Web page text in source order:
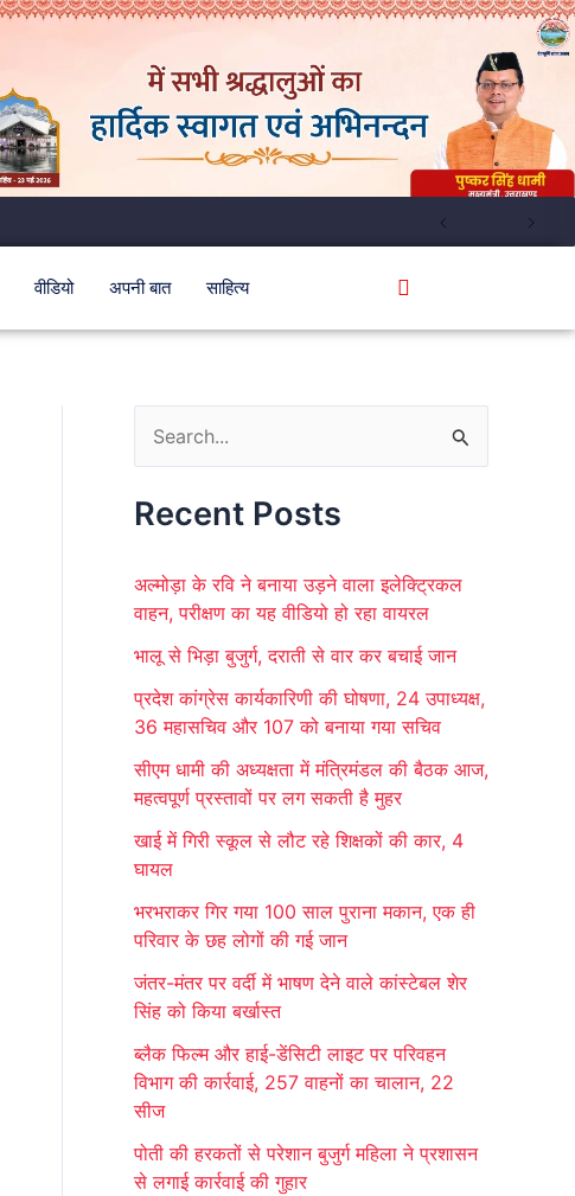
वीडियो अपनी बात साहित्य
a
c
o
Recent Posts
अल्मोड़ा के रवि ने बनाया उड़ने वाला इलेक्ट्रिकल
वाहन, परीक्षण का यह वीडियो हो रहा वायरल
भालू से भिड़ा बुजुर्ग, दराती से वार कर बचाई जान
प्रदेश कांग्रेस कार्यकारिणी की घोषणा, 24 उपाध्यक्ष,
36 महासचिव और 107 को बनाया गया सचिव
सीएम धामी की अध्यक्षता में मंत्रिमंडल की बैठक आज,
महत्वपूर्ण प्रस्तावों पर लग सकती है मुहर
खाई में गिरी स्कूल से लौट रहे शिक्षकों की कार, 4
घायल
भरभराकर गिर गया 100 साल पुराना मकान, एक ही
परिवार के छह लोगों की गई जान
जंतर-मंतर पर वर्दी में भाषण देने वाले कांस्टेबल शेर
सिंह को किया बर्खास्त
ब्लैक फिल्म और हाई-डेंसिटी लाइट पर परिवहन
विभाग की कार्रवाई, 257 वाहनों का चालान, 22
सीज
पोती की हरकतों से परेशान बुजुर्ग महिला ने प्रशासन
से लगाई कार्रवाई की गुहार